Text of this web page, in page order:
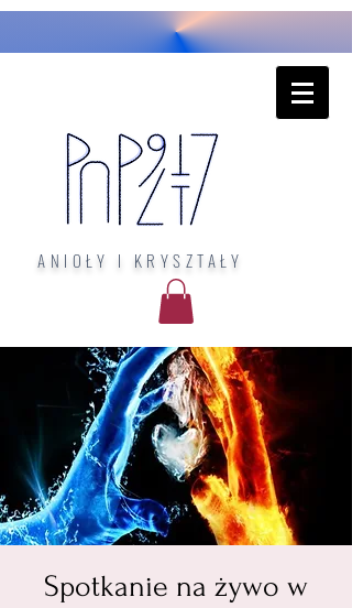
ANIOŁY I KRYSZTAŁY
Spotkanie na żywo w